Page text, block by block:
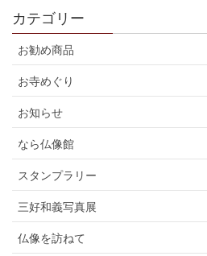
カテゴリー
お勧め商品
お寺めぐり
お知らせ
なら仏像館
スタンプラリー
三好和義写真展
仏像を訪ねて